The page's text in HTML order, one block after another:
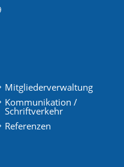
Mitgliederverwaltung
Kommunikation /
Schriftverkehr
Referenzen